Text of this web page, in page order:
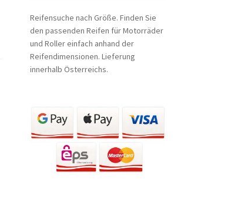
Reifensuche nach Größe. Finden Sie
den passenden Reifen für Motorräder
und Roller einfach anhand der
Reifendimensionen. Lieferung
innerhalb Österreichs.